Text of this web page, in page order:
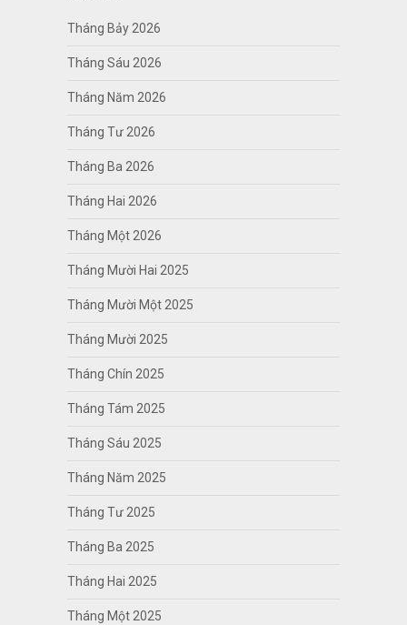
Tháng Bảy 2026
Tháng Sáu 2026
Tháng Năm 2026
Tháng Tư 2026
Tháng Ba 2026
Tháng Hai 2026
Tháng Một 2026
Tháng Mười Hai 2025
Tháng Mười Một 2025
Tháng Mười 2025
Tháng Chín 2025
Tháng Tám 2025
Tháng Sáu 2025
Tháng Năm 2025
Tháng Tư 2025
Tháng Ba 2025
Tháng Hai 2025
Tháng Một 2025